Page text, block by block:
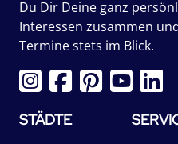
Du Dir Deine ganz
Interessen zusammen
Termine stets im Blick.
STÄDTE